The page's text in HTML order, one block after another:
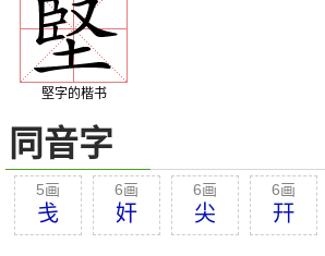
堅字的楷书
同音字
5画
戋
6画
奸
6画
尖
6画
幵